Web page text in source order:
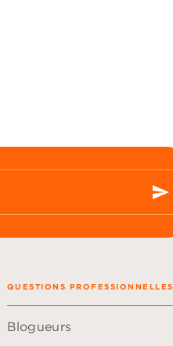
send
QUESTIONS PROFESSIONNELLES
Blogueurs